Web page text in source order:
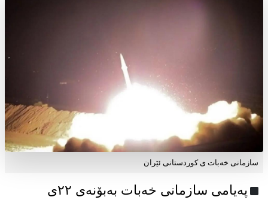
سازمانی خەبات ی کوردستانی ئێران
پەیامی سازمانی خەبات بەبۆنەی ۲۲ی